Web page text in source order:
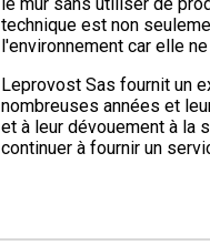
technique est non
l'environnement car elle
Leprovost Sas fournit un
nombreuses années et
et à leur dévouement à la
continuer à fournir un